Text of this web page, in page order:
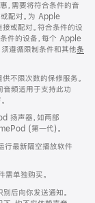
，需要将符合条件的音
配对。为 Apple
或配对。符合条件的设
件的设备，每个 Apple
须遵循限制条件和其他条
不限次数的保修服务。
频适用于支持此功
扬声器，如两部
(第一代)。
行最新隔空播放软件
单独购买。
后向你发送通知。